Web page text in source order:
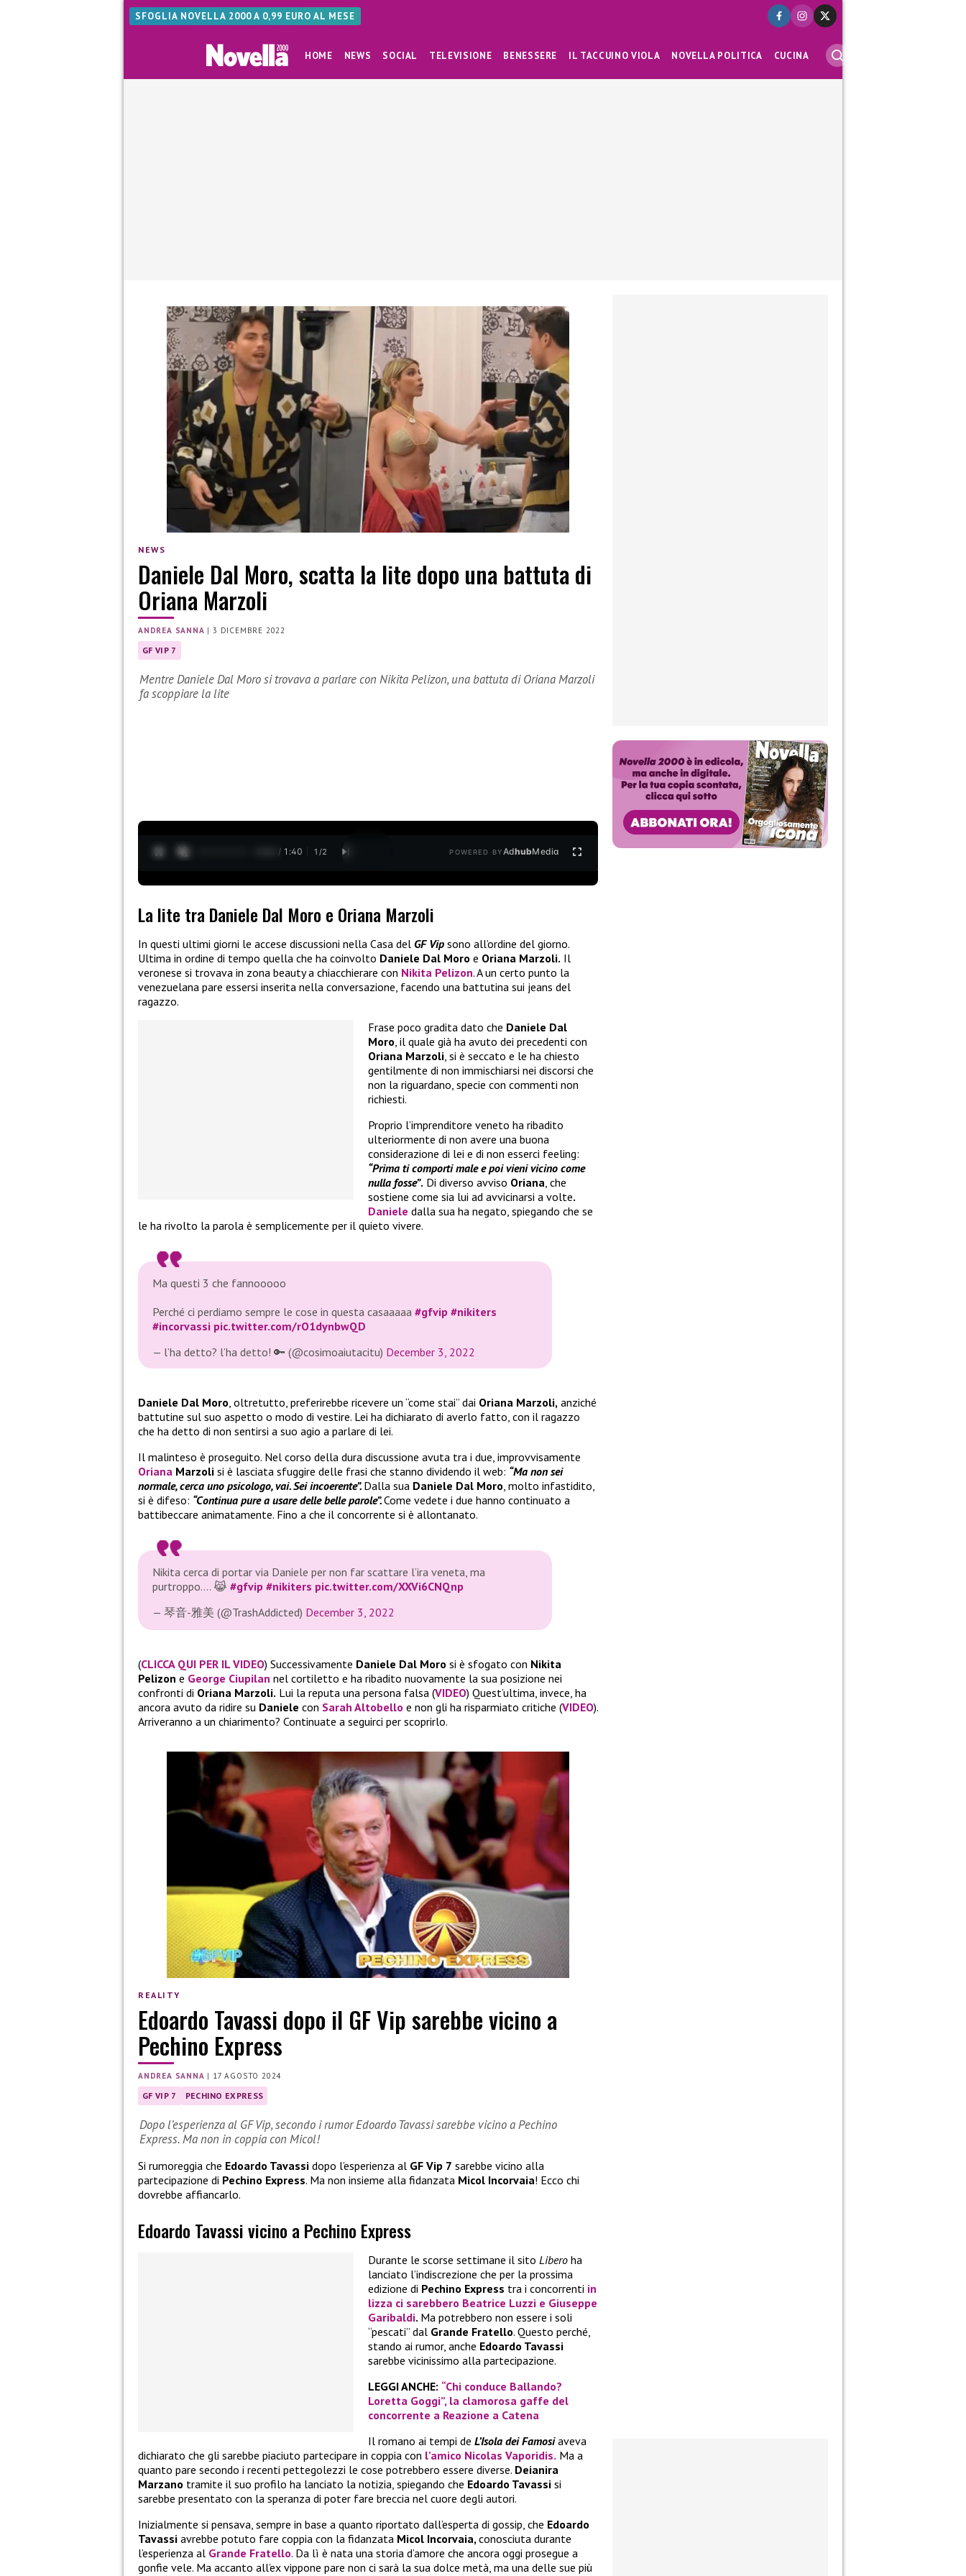
SFOGLIA NOVELLA 2000 A 0,99 EURO AL MESE
HOME NEWS SOCIAL TELEVISIONE BENESSERE IL TACCUINO VIOLA NOVELLA POLITICA CUCINA
NEWS
Daniele Dal Moro, scatta la lite dopo una battuta di
Oriana Marzoli
ANDREA SANNA |3 DICEMBRE 2022
GF VIP 7
Mentre Daniele Dal Moro si trovava a parlare con Nikita Pelizon, una battuta di Oriana Marzoli
fa scoppiare la lite
0:28 / 1:40 1 /2 POWERED BYAdhubMedia
La lite tra Daniele Dal Moro e Oriana Marzoli
In questi ultimi giorni le accese discussioni nella Casa del GF Vip sono all’ordine del giorno.
Ultima in ordine di tempo quella che ha coinvolto Daniele Dal Moro e Oriana Marzoli. Il
veronese si trovava in zona beauty a chiacchierare con Nikita Pelizon. A un certo punto la
venezuelana pare essersi inserita nella conversazione, facendo una battutina sui jeans del
ragazzo.
Frase poco gradita dato che Daniele Dal
Moro, il quale già ha avuto dei precedenti con
Oriana Marzoli, si è seccato e le ha chiesto
gentilmente di non immischiarsi nei discorsi che
non la riguardano, specie con commenti non
richiesti.
Proprio l’imprenditore veneto ha ribadito
ulteriormente di non avere una buona
considerazione di lei e di non esserci feeling:
“Prima ti comporti male e poi vieni vicino come
nulla fosse”. Di diverso avviso Oriana, che
sostiene come sia lui ad avvicinarsi a volte.
Daniele dalla sua ha negato, spiegando che se
le ha rivolto la parola è semplicemente per il quieto vivere.
Ma questi 3 che fannooooo
Perché ci perdiamo sempre le cose in questa casaaaaa #gfvip #nikiters
#incorvassi pic.twitter.com/rO1dynbwQD
— l’ha detto? l’ha detto! 🔑 (@cosimoaiutacitu) December 3, 2022
Daniele Dal Moro , oltretutto, preferirebbe ricevere un “come stai” dai Oriana Marzoli, anziché
battutine sul suo aspetto o modo di vestire. Lei ha dichiarato di averlo fatto, con il ragazzo
che ha detto di non sentirsi a suo agio a parlare di lei.
Il malinteso è proseguito. Nel corso della dura discussione avuta tra i due, improvvisamente
Oriana Marzoli si è lasciata sfuggire delle frasi che stanno dividendo il web: “Ma non sei
normale, cerca uno psicologo, vai. Sei incoerente”. Dalla sua Daniele Dal Moro , molto infastidito,
si è difeso: “Continua pure a usare delle belle parole”.Come vedete i due hanno continuato a
battibeccare animatamente. Fino a che il concorrente si è allontanato.
Nikita cerca di portar via Daniele per non far scattare l’ira veneta, ma
purtroppo…. 😹 #gfvip #nikiters pic.twitter.com/XXVi6CNQnp
— 琴音-雅美 (@TrashAddicted) December 3, 2022
(CLICCA QUI PER IL VIDEO) Successivamente Daniele Dal Moro si è sfogato con Nikita
Pelizon e George Ciupilan nel cortiletto e ha ribadito nuovamente la sua posizione nei
confronti di Oriana Marzoli. Lui la reputa una persona falsa (VIDEO) Quest’ultima, invece, ha
ancora avuto da ridire su Daniele con Sarah Altobello e non gli ha risparmiato critiche (VIDEO).
Arriveranno a un chiarimento? Continuate a seguirci per scoprirlo.
REALITY
Edoardo Tavassi dopo il GF Vip sarebbe vicino a
Pechino Express
ANDREA SANNA | 17 AGOSTO 2024
GF VIP 7 PECHINO EXPRESS
Dopo l’esperienza al GF Vip, secondo i rumor Edoardo Tavassi sarebbe vicino a Pechino
Express. Ma non in coppia con Micol!
Si rumoreggia che Edoardo Tavassi dopo l’esperienza al GF Vip 7 sarebbe vicino alla
partecipazione di Pechino Express. Ma non insieme alla fidanzata Micol Incorvaia! Ecco chi
dovrebbe affiancarlo.
Edoardo Tavassi vicino a Pechino Express
Durante le scorse settimane il sito Libero ha
lanciato l’indiscrezione che per la prossima
edizione di Pechino Express tra i concorrenti in
lizza ci sarebbero Beatrice Luzzi e Giuseppe
Garibaldi. Ma potrebbero non essere i soli
“pescati” dal Grande Fratello. Questo perché,
stando ai rumor, anche Edoardo Tavassi
sarebbe vicinissimo alla partecipazione.
LEGGI ANCHE: “Chi conduce Ballando?
Loretta Goggi”, la clamorosa gaffe del
concorrente a Reazione a Catena
Il romano ai tempi de L’Isola dei Famosiaveva
dichiarato che gli sarebbe piaciuto partecipare in coppia con l’amico Nicolas Vaporidis. Ma a
quanto pare secondo i recenti pettegolezzi le cose potrebbero essere diverse. Deianira
Marzano tramite il suo profilo ha lanciato la notizia, spiegando che Edoardo Tavassi si
sarebbe presentato con la speranza di poter fare breccia nel cuore degli autori.
Inizialmente si pensava, sempre in base a quanto riportato dall’esperta di gossip, che Edoardo
Tavassi avrebbe potuto fare coppia con la fidanzata Micol Incorvaia, conosciuta durante
l’esperienza al Grande Fratello. Da lì è nata una storia d’amore che ancora oggi prosegue a
gonfie vele. Ma accanto all’ex vippone pare non ci sarà la sua dolce metà, ma una delle sue più